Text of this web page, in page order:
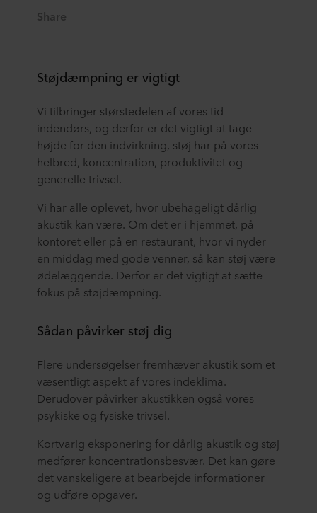
Share
Støjdæmpning er vigtigt
Vi tilbringer størstedelen af vores tid
indendørs, og derfor er det vigtigt at tage
højde for den indvirkning, støj har på vores
helbred, koncentration, produktivitet og
generelle trivsel.
Vi har alle oplevet, hvor ubehageligt dårlig
akustik kan være. Om det er i hjemmet, på
kontoret eller på en restaurant, hvor vi nyder
en middag med gode venner, så kan støj være
ødelæggende. Derfor er det vigtigt at sætte
fokus på støjdæmpning.
Sådan påvirker støj dig
Flere undersøgelser fremhæver akustik som et
væsentligt aspekt af vores indeklima.
Derudover påvirker akustikken også vores
psykiske og fysiske trivsel.
Kortvarig eksponering for dårlig akustik og støj
medfører koncentrationsbesvær. Det kan gøre
det vanskeligere at bearbejde informationer
og udføre opgaver.